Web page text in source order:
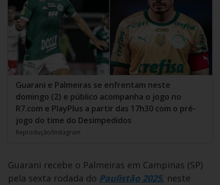
Guarani e Palmeiras se enfrentam neste
domingo (2) e público acompanha o jogo no
R7.com e PlayPlus a partir das 17h30 com o pré-
jogo do time do Desimpedidos
Reprodução/Instagram
Guarani recebe o Palmeiras em Campinas (SP)
pela sexta rodada do Paulistão 2025, neste